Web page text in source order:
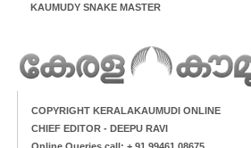
KAUMUDY SNAKE MASTER
COPYRIGHT KERALAKAUMUDI ONLINE
CHIEF EDITOR - DEEPU RAVI